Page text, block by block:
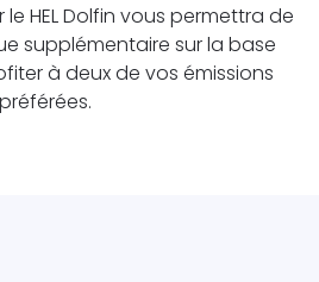
HEL Dolfin vous permettra de
supplémentaire sur la base
à deux de vos émissions
préférées.